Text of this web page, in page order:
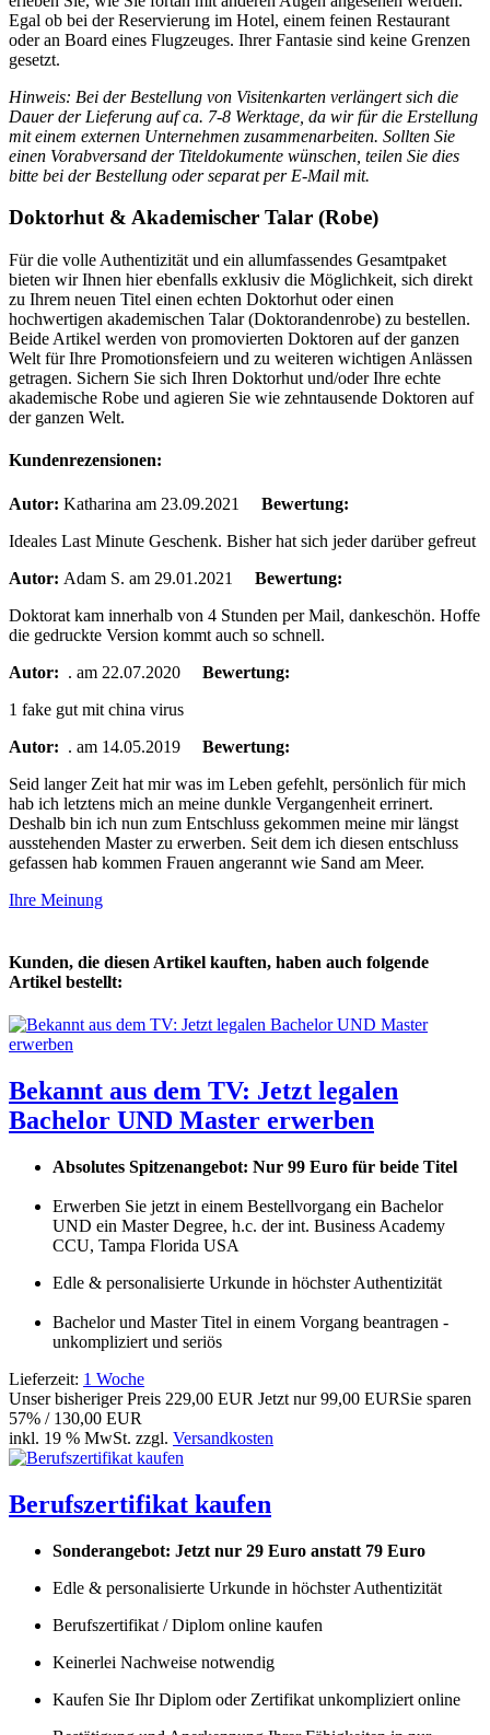
Egal ob bei der Reservierung im Hotel, einem feinen Restaurant
oder an Board eines Flugzeuges. Ihrer Fantasie sind keine Grenzen
gesetzt.
Hinweis: Bei der Bestellung von Visitenkarten verlängert sich die
Dauer der Lieferung auf ca. 7-8 Werktage, da wir für die Erstellung
mit einem externen Unternehmen zusammenarbeiten. Sollten Sie
einen Vorabversand der Titeldokumente wünschen, teilen Sie dies
bitte bei der Bestellung oder separat per E-Mail mit.
Doktorhut & Akademischer Talar (Robe)
Für die volle Authentizität und ein allumfassendes Gesamtpaket
bieten wir Ihnen hier ebenfalls exklusiv die Möglichkeit, sich direkt
zu Ihrem neuen Titel einen echten Doktorhut oder einen
hochwertigen akademischen Talar (Doktorandenrobe) zu bestellen.
Beide Artikel werden von promovierten Doktoren auf der ganzen
Welt für Ihre Promotionsfeiern und zu weiteren wichtigen Anlässen
getragen. Sichern Sie sich Ihren Doktorhut und/oder Ihre echte
akademische Robe und agieren Sie wie zehntausende Doktoren auf
der ganzen Welt.
Kundenrezensionen:
Autor: Katharina am 23.09.2021 Bewertung:
Ideales Last Minute Geschenk. Bisher hat sich jeder darüber gefreut
Autor: Adam S. am 29.01.2021 Bewertung:
Doktorat kam innerhalb von 4 Stunden per Mail, dankeschön. Hoffe
die gedruckte Version kommt auch so schnell.
Autor: . am 22.07.2020 Bewertung:
1 fake gut mit china virus
Autor: . am 14.05.2019 Bewertung:
Seid langer Zeit hat mir was im Leben gefehlt, persönlich für mich
hab ich letztens mich an meine dunkle Vergangenheit errinert.
Deshalb bin ich nun zum Entschluss gekommen meine mir längst
ausstehenden Master zu erwerben. Seit dem ich diesen entschluss
gefassen hab kommen Frauen angerannt wie Sand am Meer.
Ihre Meinung
Kunden, die diesen Artikel kauften, haben auch folgende
Artikel bestellt:
Bekannt aus dem TV: Jetzt legalen
Bachelor UND Master erwerben
Absolutes Spitzenangebot: Nur 99 Euro für beide Titel
Erwerben Sie jetzt in einem Bestellvorgang ein Bachelor
UND ein Master Degree, h.c. der int. Business Academy
CCU, Tampa Florida USA
Edle & personalisierte Urkunde in höchster Authentizität
Bachelor und Master Titel in einem Vorgang beantragen -
unkompliziert und seriös
Lieferzeit: 1 Woche
Unser bisheriger Preis 229,00 EUR Jetzt nur99,00 EURSie sparen
57% / 130,00 EUR
inkl. 19 % MwSt. zzgl. Versandkosten
Berufszertifikat kaufen
Sonderangebot: Jetzt nur 29 Euro anstatt 79 Euro
Edle & personalisierte Urkunde in höchster Authentizität
Berufszertifikat / Diplom online kaufen
Keinerlei Nachweise notwendig
Kaufen Sie Ihr Diplom oder Zertifikat unkompliziert online